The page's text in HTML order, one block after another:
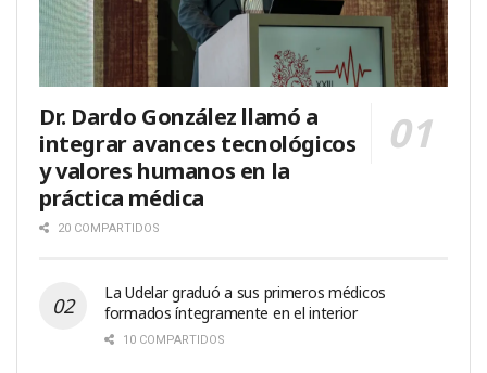
Dr. Dardo González llamó a
integrar avances tecnológicos
y valores humanos en la
práctica médica
20 COMPARTIDOS
La Udelar graduó a sus primeros médicos
formados íntegramente en el interior
10 COMPARTIDOS